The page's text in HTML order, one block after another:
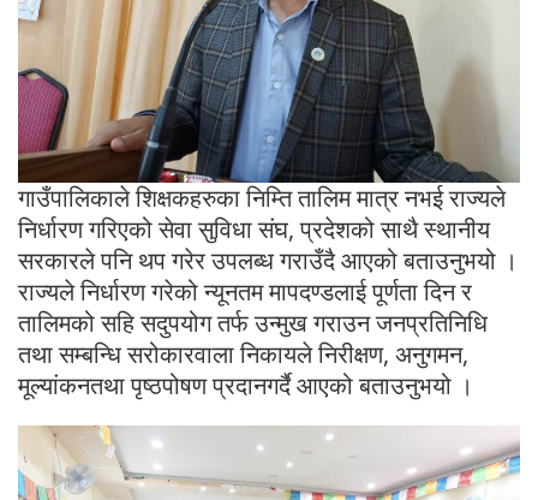
गाउँपालिकाले शिक्षकहरुका निम्ति तालिम मात्र नभई राज्यले
निर्धारण गरिएको सेवा सुविधा संघ, प्रदेशको साथै स्थानीय
सरकारले पनि थप गरेर उपलब्ध गराउँदै आएको बताउनुभयो ।
राज्यले निर्धारण गरेको न्यूनतम मापदण्डलाई पूर्णता दिन र
तालिमको सहि सदुपयोग तर्फ उन्मुख गराउन जनप्रतिनिधि
तथा सम्बन्धि सरोकारवाला निकायले निरीक्षण, अनुगमन,
मूल्यांकनतथा पृष्ठपोषण प्रदानगर्दै आएको बताउनुभयो ।